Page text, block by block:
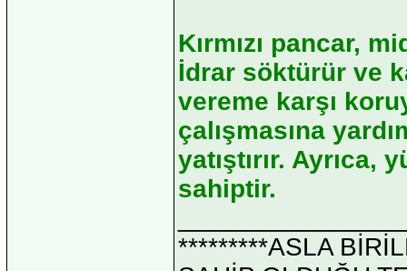
Kırmızı pancar,
İdrar söktürür ve
vereme karşı
çalışmasına
yatıştırır.
sahiptir.
*********ASLA